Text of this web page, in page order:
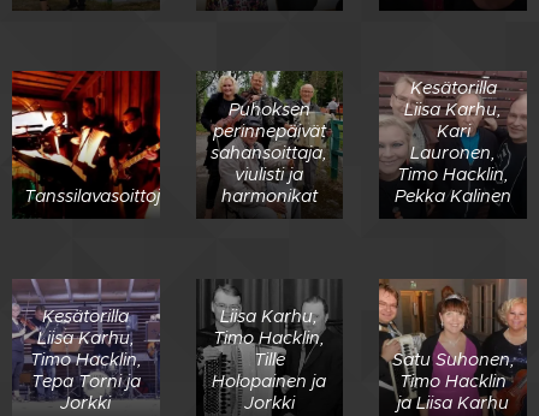
Tanssilavasoittoja
Puhoksen
perinnepäivät
sahansoittaja,
viulisti ja
harmonikat
Kesätorilla
Liisa Karhu,
Kari
Lauronen,
Timo Hacklin,
Pekka Kalinen
Kesätorilla
Liisa Karhu,
Timo Hacklin,
Tepa Torni ja
Jorkki
Liisa Karhu,
Timo Hacklin,
Tille
Holopainen ja
Jorkki
Satu Suhonen,
Timo Hacklin
ja Liisa Karhu